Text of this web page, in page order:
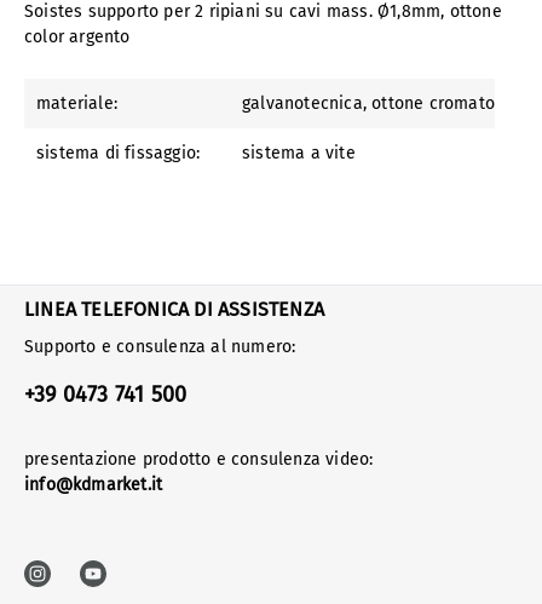
Soistes supporto per 2 ripiani su cavi mass. Ø1,8mm, ottone
color argento
materiale: galvanotecnica, ottone cromato
sistema di fissaggio: sistema a vite
LINEA TELEFONICA DI ASSISTENZA
Supporto e consulenza al numero:
+39 0473 741 500
presentazione prodotto e consulenza video:
info@kdmarket.it